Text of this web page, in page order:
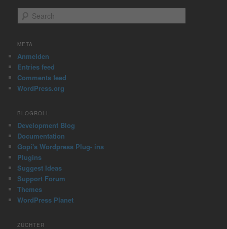
e
r
h
META
Anmelden
Entries feed
Comments feed
WordPress.org
BLOGROLL
Development Blog
Documentation
Gopi's Wordpress Plug- ins
Plugins
Suggest Ideas
Support Forum
Themes
WordPress Planet
ZÜCHTER